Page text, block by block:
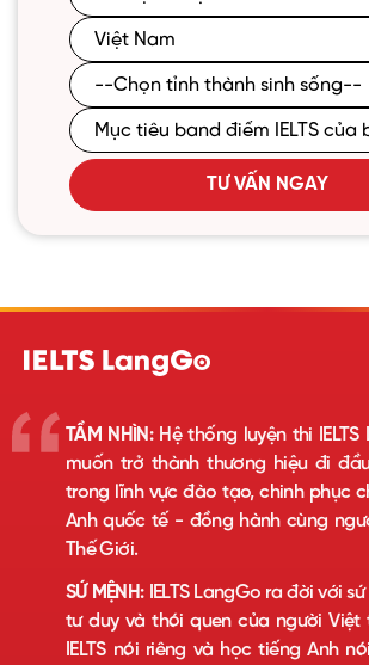
TƯ VẤN NGAY
TẦM NHÌN:Hệ thống luyện thi IELTS
muốn trở thành thương hiệu đi
trong lĩnh vực đào tạo, chinh phục
Anh quốc tế - đồng hành cùng
Thế Giới.
SỨ MỆNH:IELTS LangGo ra đời với
tư duy và thói quen của người Việt
IELTS nói riêng và học tiếng Anh